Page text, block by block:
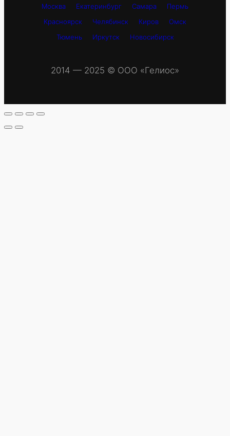
Москва Екатеринбург Самара
Пермь
Красноярск
Челябинск Киров
Омск
Тюмень
Иркутск Новосибирск
2014 — 2025 © OOO «Гелиос»